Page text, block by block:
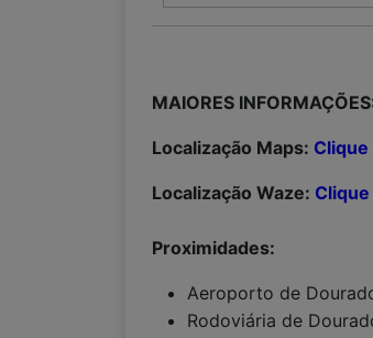
MAIORES
Localização Maps: Clique
Localização Waze:
Proximidades:
Aeroporto de
Rodoviária de